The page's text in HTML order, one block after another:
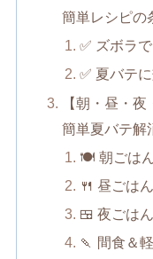
簡単レシピの
✅ ズボラ
✅ 夏バテ
【朝・昼・
簡単夏バテ解
🍽 朝ごは
🍴 昼ごはん
🍱 夜ごはん
🍡 間食＆